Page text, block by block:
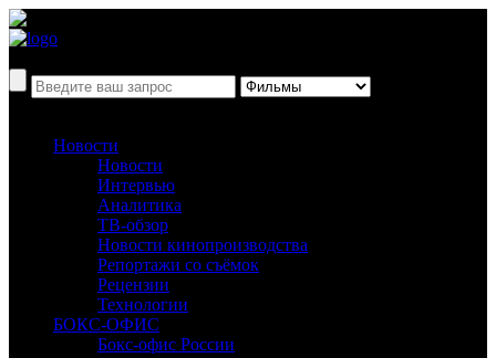
Новости
Новости
Интервью
Аналитика
ТВ-обзор
Новости кинопроизводства
Репортажи со съёмок
Рецензии
Технологии
БОКС-ОФИС
Бокс-офис России